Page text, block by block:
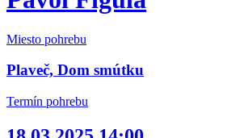
Miesto pohrebu
Plaveč, Dom smútku
Termín pohrebu